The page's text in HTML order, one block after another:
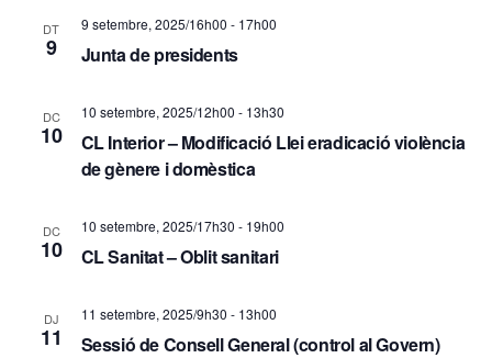
c
a
t
DT
9 Junta de presidents
9 setembre, 2025/16h00 - 17h00
DC
10
CL Interior – Modificació Llei eradicació violència
de gènere i domèstica
10 setembre, 2025/12h00 - 13h30
DC
10 CL Sanitat – Oblit sanitari
10 setembre, 2025/17h30 - 19h00
DJ
11 Sessió de Consell General (control al Govern)
11 setembre, 2025/9h30 - 13h00